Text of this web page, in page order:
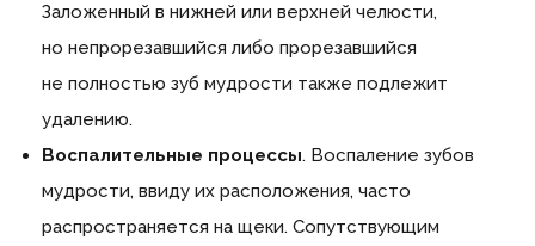
Заложенный в нижней или верхней челюсти,
но непрорезавшийся либо прорезавшийся
не полностью зуб мудрости также подлежит
удалению.
Воспалительные процессы. Воспаление зубов
мудрости, ввиду их расположения, часто
распространяется на щеки. Сопутствующим